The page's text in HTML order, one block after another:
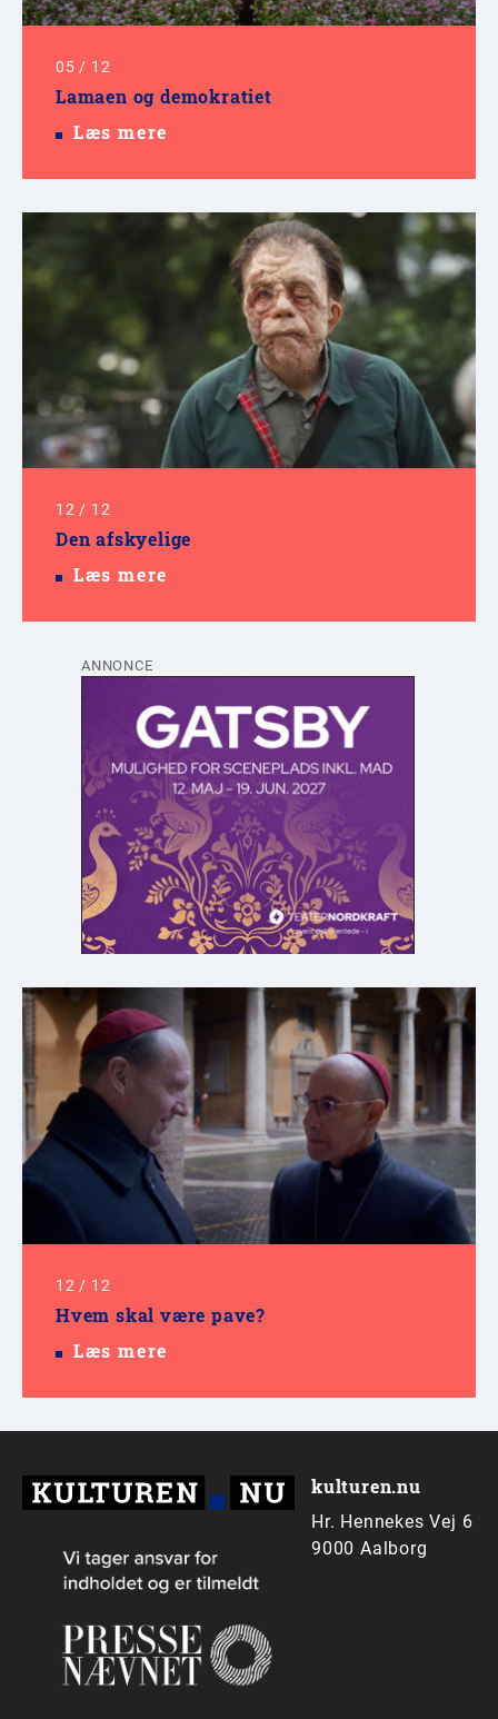
05 / 12
Lamaen og demokratiet
Læs mere
12 / 12
Den afskyelige
Læs mere
ANNONCE
12 / 12
Hvem skal være pave?
Læs mere
kulturen.nu
Hr. Hennekes Vej 6
9000 Aalborg